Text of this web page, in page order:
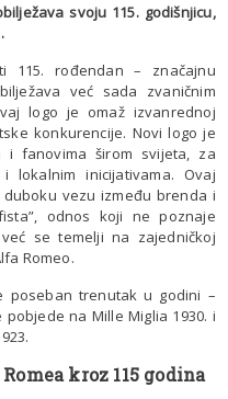
svoju 115. godišnjicu,
115. rođendan – značajnu
već sada zvaničnim
logo je omaž izvanrednoj
konkurencije. Novi logo je
i fanovima širom svijeta, za
lokalnim inicijativama. Ovaj
vezu između brenda i
odnos koji ne poznaje
se temelji na zajedničkoj
Romeo.
poseban trenutak u godini –
na Mille Miglia 1930. i
kroz 115 godina